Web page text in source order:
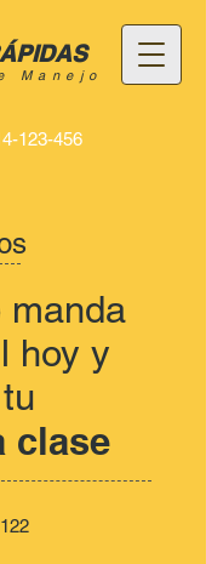
123-456
Manejo
manda
hoy y
clase